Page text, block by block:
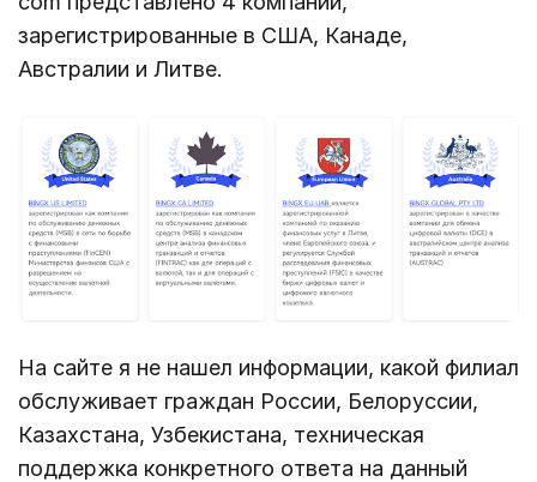
зарегистрированные в США, Канаде,
Австралии и Литве.
На сайте я не нашел информации, какой филиал
обслуживает граждан России, Белоруссии,
Казахстана, Узбекистана, техническая
поддержка конкретного ответа на данный